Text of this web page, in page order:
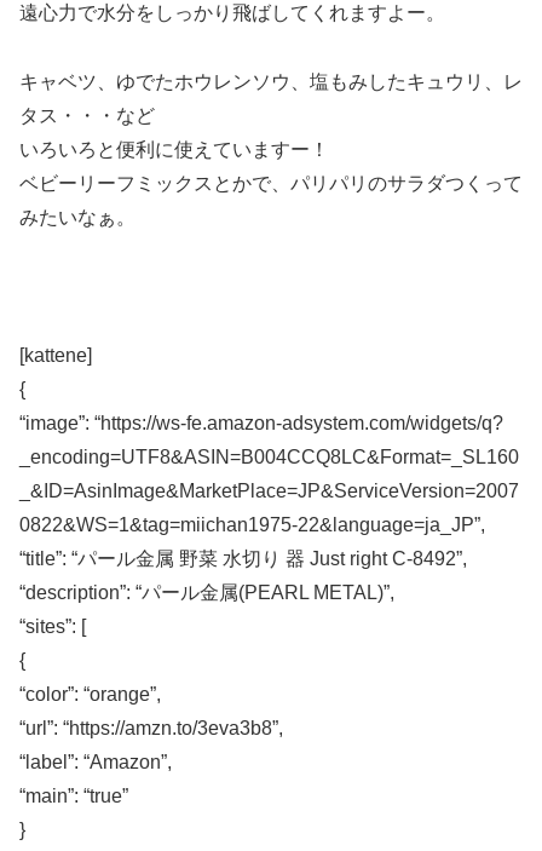
遠心力で水分をしっかり飛ばしてくれますよー。
キャベツ、ゆでたホウレンソウ、塩もみしたキュウリ、レ
タス・・・など
いろいろと便利に使えていますー！
ベビーリーフミックスとかで、パリパリのサラダつくって
みたいなぁ。
[kattene]
{
“image”: “https://ws-fe.amazon-adsystem.com/widgets/q?
_encoding=UTF8&ASIN=B004CCQ8LC&Format=_SL160
_&ID=AsinImage&MarketPlace=JP&ServiceVersion=2007
0822&WS=1&tag=miichan1975-22&language=ja_JP”,
“title”: “パール金属 野菜 水切り 器 Just right C-8492”,
“description”: “パール金属(PEARL METAL)”,
“sites”: [
{
“color”: “orange”,
“url”: “https://amzn.to/3eva3b8”,
“label”: “Amazon”,
“main”: “true”
}